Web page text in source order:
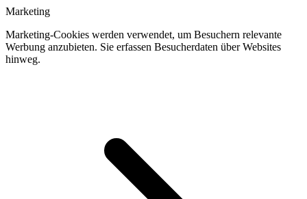
Marketing
Marketing-Cookies werden verwendet, um Besuchern relevante
Werbung anzubieten. Sie erfassen Besucherdaten über Websites
hinweg.